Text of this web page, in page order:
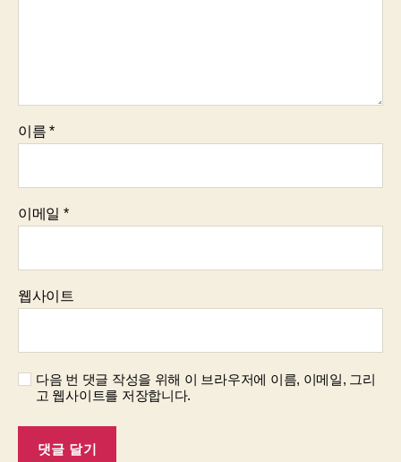
이름*
이메일 *
웹사이트
다음 번 댓글 작성을 위해 이 브라우저에 이름, 이메일, 그리
고 웹사이트를 저장합니다.